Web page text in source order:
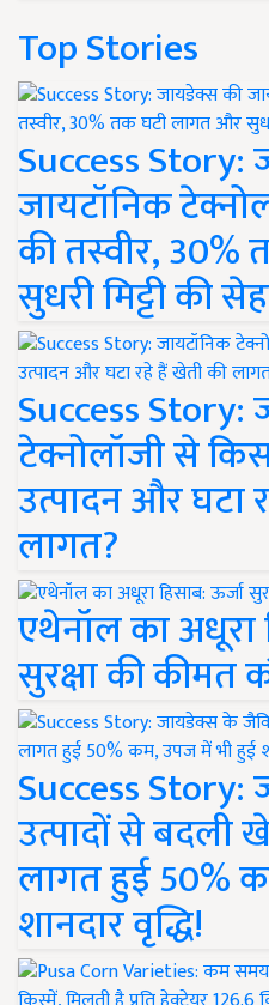
Top Stories
Success Story:
जायटॉनिक
की तस्वीर,
सुधरी मिट्टी की
Success Story:
टेक्नोलॉजी से
उत्पादन और घटा
लागत?
एथेनॉल का अधूरा
सुरक्षा की कीमत
Success
उत्पादों से बदली
लागत हुई 50%
शानदार वृद्धि!